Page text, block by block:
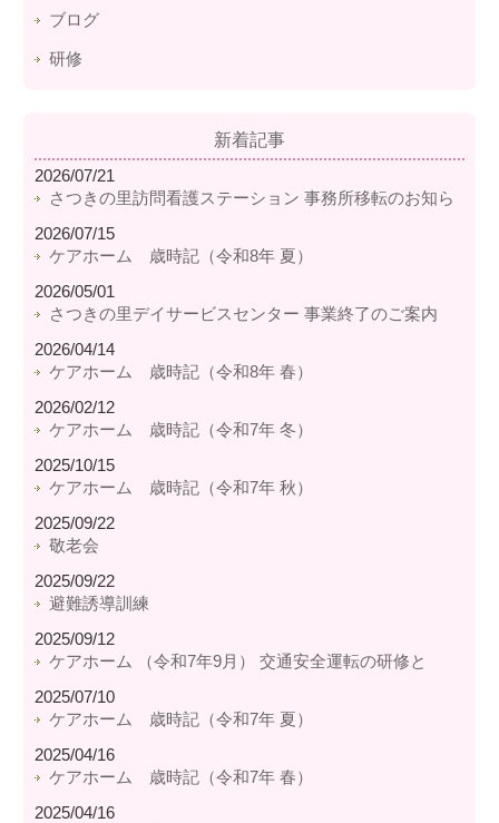
ブログ
研修
新着記事
2026/07/21
さつきの里訪問看護ステーション 事務所移転のお知ら
2026/07/15
ケアホーム 歳時記（令和8年 夏）
2026/05/01
さつきの里デイサービスセンター 事業終了のご案内
2026/04/14
ケアホーム 歳時記（令和8年 春）
2026/02/12
ケアホーム 歳時記（令和7年 冬）
2025/10/15
ケアホーム 歳時記（令和7年 秋）
2025/09/22
敬老会
2025/09/22
避難誘導訓練
2025/09/12
ケアホーム （令和7年9月） 交通安全運転の研修と
2025/07/10
ケアホーム 歳時記（令和7年 夏）
2025/04/16
ケアホーム 歳時記（令和7年 春）
2025/04/16